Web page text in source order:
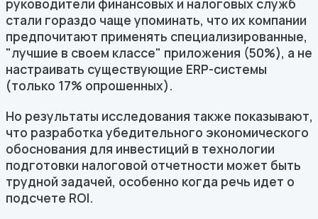
руководители финансовых и налоговых служб
стали гораздо чаще упоминать, что их компании
предпочитают применять специализированные,
"лучшие в своем классе" приложения (50%), а не
настраивать существующие ERP-системы
(только 17% опрошенных).
Но результаты исследования также показывают,
что разработка убедительного экономического
обоснования для инвестиций в технологии
подготовки налоговой отчетности может быть
трудной задачей, особенно когда речь идет о
подсчете ROI.